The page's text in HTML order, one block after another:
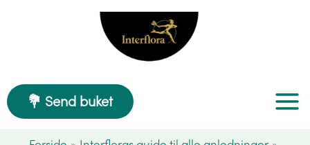
💐 Send buket